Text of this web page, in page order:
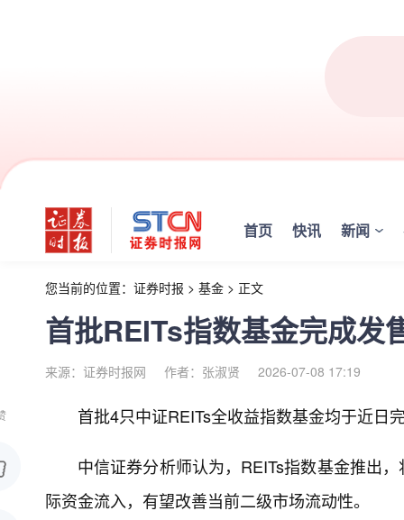
首页 快讯 新闻
您当前的位置： 证券时报 > 基金 > 正文
首批REITs指数基金完成发
来源：证券时报网 作者：张淑贤 2026-07-08 17:19
首批4只中证REITs全收益指数基金均于近日
中信证券分析师认为，REITs指数基金推出
际资金流入，有望改善当前二级市场流动性。